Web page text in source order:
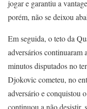
jogar e garantiu a
porém, não se deixou
Em seguida, o teto da
adversários continuaram
minutos disputados no
Djokovic cometeu, no
adversário e conquistou
continuou a não desistir,